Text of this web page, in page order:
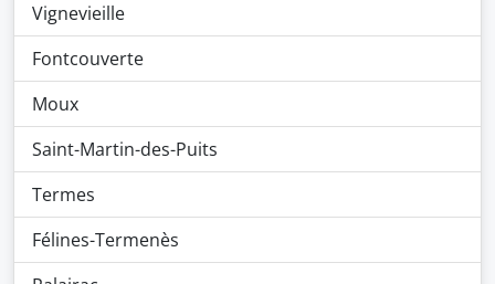
Vignevieille
Fontcouverte
Moux
Saint-Martin-des-Puits
Termes
Félines-Termenès